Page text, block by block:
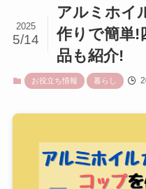
アルミホイ
作りで簡単!
品も紹介!
2025
5/14
お役立ち情報 暮らし